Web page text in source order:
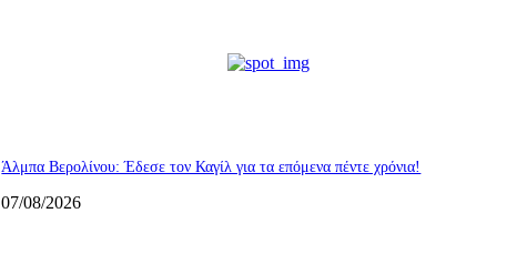
Άλμπα Βερολίνου: Έδεσε τον Καγίλ για τα επόμενα πέντε χρόνια!
07/08/2026